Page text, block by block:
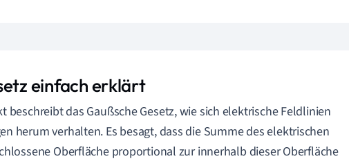
einfach erklärt
beschreibt das Gaußsche Gesetz, wie sich elektrische Feldlinien
herum verhalten. Es besagt, dass die Summe des elektrischen
Oberfläche proportional zur innerhalb dieser Oberfläche